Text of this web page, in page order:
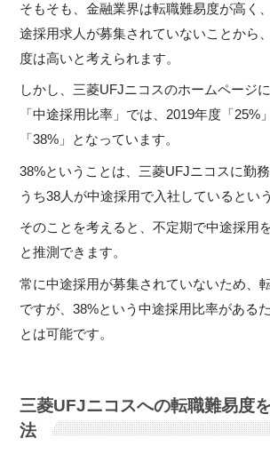
そもそも、金融業界は転職難易度が高く
途採用求人が募集されていないことから
度は高いと考えられます。
しかし、三菱UFJニコスのホームページ
「中途採用比率」では、2019年度「25%
「38%」となっています。
38%ということは、三菱UFJニコスに勤
うち38人が中途採用で入社しているとい
そのことを考えると、不定期で中途採用
と推測できます。
常に中途採用が募集されていないため、
ですが、38%という中途採用比率がある
とは可能です。
三菱UFJニコスへの転職難易度
法